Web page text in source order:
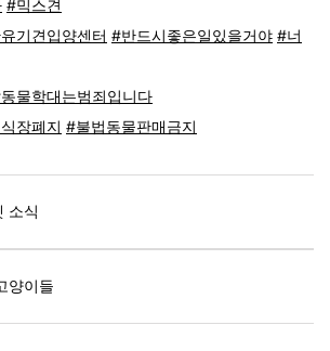
#믹스견
기견입양센터 #반드시좋은일있을거야 #너
물학대는범죄입니다
장폐지 #불법동물판매금지
소식
양이들